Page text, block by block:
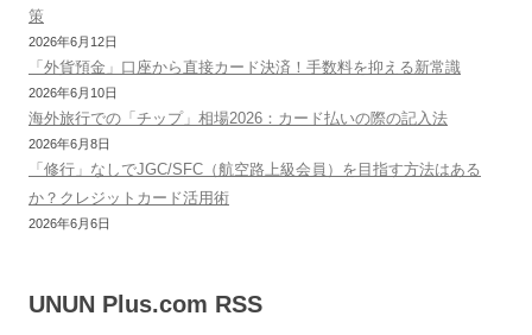
策
2026年6月12日
「外貨預金」口座から直接カード決済！手数料を抑える新常識
2026年6月10日
海外旅行での「チップ」相場2026：カード払いの際の記入法
2026年6月8日
「修行」なしでJGC/SFC（航空路上級会員）を目指す方法はある
か？クレジットカード活用術
2026年6月6日
UNUN Plus.com RSS